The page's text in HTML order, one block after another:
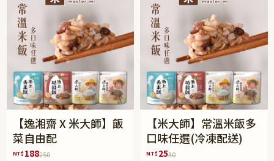
【逸湘齋 X 米大師】飯
菜自由配
NT$ 188250
【米大師】常溫米飯多
口味任選(冷凍配送)
NT$ 2530